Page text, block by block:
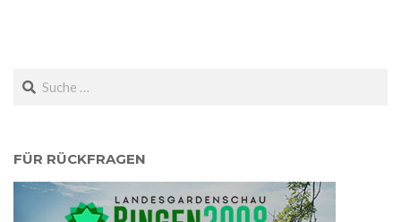
Search
FÜR RÜCKFRAGEN